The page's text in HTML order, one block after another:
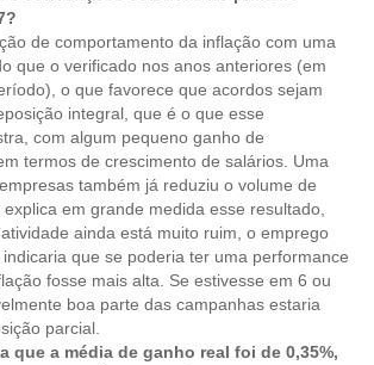
PISO SALARIAL
DA PROFISSÃO
DE ÉTICA
de comportamento da inflação com uma
que o verificado nos anos anteriores (em
o que favorece que acordos sejam
integral, que é o que esse
com algum pequeno ganho de
termos de crescimento de salários. Uma
também já reduziu o volume de
em grande medida esse resultado,
ainda está muito ruim, o emprego
que se poderia ter uma performance
fosse mais alta. Se estivesse em 6 ou
boa parte das campanhas estaria
parcial.
que a média de ganho real foi de 0,35%,